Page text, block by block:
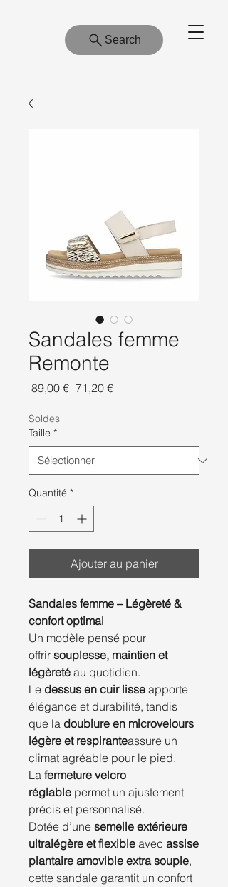
Search
Sandales femme
Remonte
89,00 € Prix
71,20 €Prix
Soldes
Taille *
Quantité *
Ajouter au panier
Sandales femme – Légèreté &
confort optimal
Un modèle pensé pour
offrir souplesse, maintien et
légèreté au quotidien.
Le dessus en cuir lisse apporte
élégance et durabilité, tandis
que la doublure en microvelours
légère et respiranteassure un
climat agréable pour le pied.
La fermeture velcro
réglable permet un ajustement
précis et personnalisé.
Dotée d’une semelle extérieure
ultralégère et flexible avec assise
plantaire amovible extra souple,
cette sandale garantit un confort